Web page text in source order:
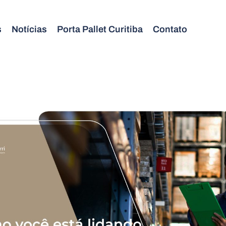
Notícias Porta Pallet Curitiba Contato